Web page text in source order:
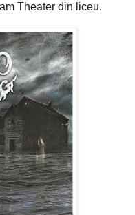
Theater din liceu.